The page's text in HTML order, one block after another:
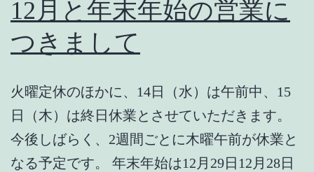
い
け
る
よ
う
12月と年末年始の営業に
つきまして
火曜定休のほかに、14日（水）は午前中、15
日（木）は終日休業とさせていただきます。
今後しばらく、2週間ごとに木曜午前が休業と
なる予定です。 年末年始は12月29日12月28日